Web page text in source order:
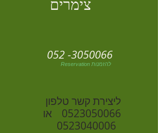
052 -3050066
ליצירת קשר טלפון
0523050066 או
0523040006